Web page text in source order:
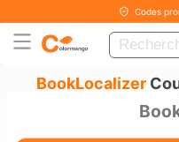
Codes
BookLocalizer